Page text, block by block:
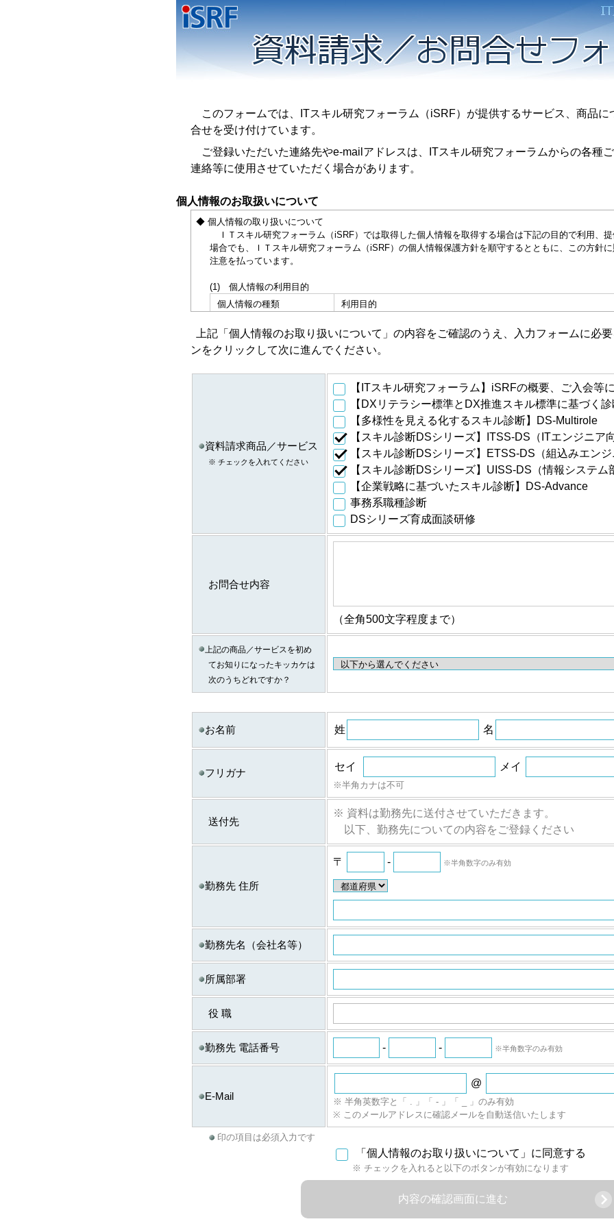
このフォームでは、ITスキル研究フォーラム（iSRF）が提供するサービス、商品に
合せを受け付けています。
ご登録いただいた連絡先やe-mailアドレスは、ITスキル研究フォーラムからの各種
連絡等に使用させていただく場合があります。
個人情報のお取扱いについて
◆ 個人情報の取り扱いについて
ＩＴスキル研究フォーラム（iSRF）では取得した個人情報を取得する場合は下記の目的で利用、
場合でも、ＩＴスキル研究フォーラム（iSRF）の個人情報保護方針を順守するとともに、この方針
注意を払っています。
(1) 個人情報の利用目的
個人情報の種類
利用目的
ａ．会員のお申し込みに伴
い取得した個人情報
・ご利用いただいている商品・サービスの提供・改良や、新たなサ
・提供している商品・サービスに関連した情報やアンケートなどを
・ご購入・ご登録いただいた商品・サービスの配送・提供・代金回
・ご利用いただいている商品・サービスの提供・改良や、新たなサ
・提供している商品・サービスに関連した情報やアンケートなどを
・当フォーラム取扱商品の発行元・発売元・提供元からの案内のため
ｃ．スキル診断システムの
ご利用に伴い取得した個人
・データを分析し診断結果を得るため
・スキル診断システムのご利用者が診断結果データを利用するため
・登録された個人情報および診断結果は、統計的に処理した情報を
して適時スキル診断システムに反映されます
登録された個人情報および診断結果は、統計的に処理した情報を集
公表し、全国平均値として適時スキル診断システムに反映されます
注)上記の内、統計的に処理した情報については、個人の特定ができない情報です。
個人情報の種類
個人情報の項目/提供の手段又は方法/提供先
ａ．会員のお申し込みに伴
い取得した個人情報
ｂ．資料請求・問合せに伴
ｅ．セミナー・展示会等に
て取得した個人情報
①提供する個人情報の項目
ご登録・お問い合わせをいただいた商品・サービス名、氏名、氏名
報など。
紙またはデータファイルによる提供。
③当該情報の提供先
株式会社日経BPマーケティングおよび株式会社ザ・ネット
ｃ．スキル診断システムの
ご利用に伴い取得した個人
ｄ．全国スキル調査へのご
報
①提供する個人情報の項目
氏名、氏名カナ、メールアドレス、勤務先名、所属部署名、アンケ
紙またはデータファイルによる提供。
③当該情報の提供先
株式会社日経BPマーケティング、株式会社ザ・ネットおよびｂの場
ムのご利用者
ＩＴスキル研究フォーラム（iSRF）は、皆さまの個人情報をできるだけ正確かつ最新の内容で管理
し出があったときは、登録情報の開示を行います。また、内容が正確でないなどのお申し出があっ
生する場合があります。
個人情報の取り扱いについてご意見ご質問がございましたら
ITスキル研究フォーラム（iSRF）事務局
までご連絡ください。
※株式会社日経BPマーケティングの個人情報取得に関するご説明
上記「個人情報のお取り扱いについて」の内容をご確認のうえ、入力フォームに必
ンをクリックして次に進んでください。
資料請求商品／サービス
※ チェックを入れてください
【ITスキル研究フォーラム】iSRFの概要、ご入会等
【DXリテラシー標準とDX推進スキル標準に基づく
【多様性を見える化するスキル診断】DS-Multirole
【スキル診断DSシリーズ】ITSS-DS（ITエンジニア向
【スキル診断DSシリーズ】ETSS-DS（組込みエンジ
【スキル診断DSシリーズ】UISS-DS（情報システム
【企業戦略に基づいたスキル診断】DS-Advance
事務系職種診断
DSシリーズ育成面談研修
お問合せ内容
（全角500文字程度まで）
上記の商品／サービスを初め
てお知りになったキッカケは
次のうちどれですか？
お名前 姓 名
フリガナ
セイ メイ
※半角カナは不可
送付先
※ 資料は勤務先に送付させていただきます。
以下、勤務先についての内容をご登録ください
勤務先 住所
〒 - ※半角数字のみ有効
勤務先名（会社名等）
所属部署
役 職
勤務先 電話番号 - - ※半角数字のみ有効
E-Mail
@
※ 半角英数字と「 . 」「 - 」「 _ 」のみ有効
※ このメールアドレスに確認メールを自動送信いたします
印の項目は必須入力です
「個人情報のお取り扱いについて」に同意する
※ チェックを入れると以下のボタンが有効になります
内容の確認画面に進む